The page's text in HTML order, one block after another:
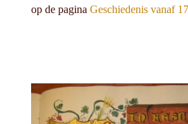
op de pagina Geschiedenis vanaf